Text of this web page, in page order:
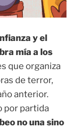
y el
mía a los
que organiza
de terror,
anterior.
por partida
no una sino